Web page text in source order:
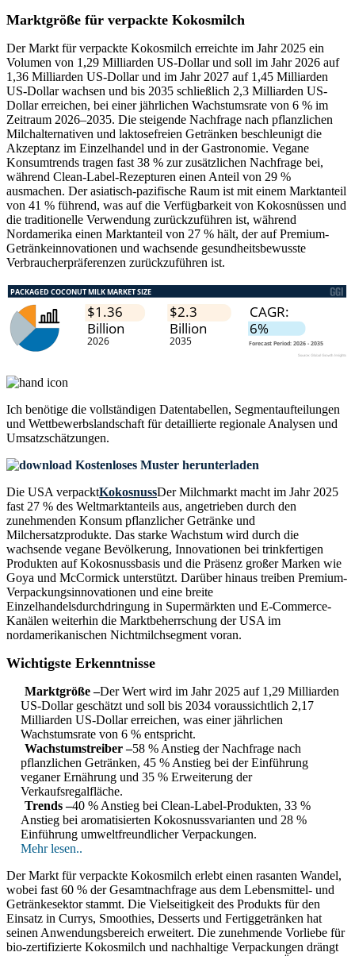
Marktgröße für verpackte Kokosmilch
Der Markt für verpackte Kokosmilch erreichte im Jahr 2025 ein
Volumen von 1,29 Milliarden US-Dollar und soll im Jahr 2026 auf
1,36 Milliarden US-Dollar und im Jahr 2027 auf 1,45 Milliarden
US-Dollar wachsen und bis 2035 schließlich 2,3 Milliarden US-
Dollar erreichen, bei einer jährlichen Wachstumsrate von 6 % im
Zeitraum 2026–2035. Die steigende Nachfrage nach pflanzlichen
Milchalternativen und laktosefreien Getränken beschleunigt die
Akzeptanz im Einzelhandel und in der Gastronomie. Vegane
Konsumtrends tragen fast 38 % zur zusätzlichen Nachfrage bei,
während Clean-Label-Rezepturen einen Anteil von 29 %
ausmachen. Der asiatisch-pazifische Raum ist mit einem Marktanteil
von 41 % führend, was auf die Verfügbarkeit von Kokosnüssen und
die traditionelle Verwendung zurückzuführen ist, während
Nordamerika einen Marktanteil von 27 % hält, der auf Premium-
Getränkeinnovationen und wachsende gesundheitsbewusste
Verbraucherpräferenzen zurückzuführen ist.
Ich benötige die vollständigen Datentabellen, Segmentaufteilungen
und Wettbewerbslandschaft für detaillierte regionale Analysen und
Umsatzschätzungen.
Kostenloses Muster herunterladen
Die USA verpacktKokosnussDer Milchmarkt macht im Jahr 2025
fast 27 % des Weltmarktanteils aus, angetrieben durch den
zunehmenden Konsum pflanzlicher Getränke und
Milchersatzprodukte. Das starke Wachstum wird durch die
wachsende vegane Bevölkerung, Innovationen bei trinkfertigen
Produkten auf Kokosnussbasis und die Präsenz großer Marken wie
Goya und McCormick unterstützt. Darüber hinaus treiben Premium-
Verpackungsinnovationen und eine breite
Einzelhandelsdurchdringung in Supermärkten und E-Commerce-
Kanälen weiterhin die Marktbeherrschung der USA im
nordamerikanischen Nichtmilchsegment voran.
Wichtigste Erkenntnisse
Marktgröße –Der Wert wird im Jahr 2025 auf 1,29 Milliarden
US-Dollar geschätzt und soll bis 2034 voraussichtlich 2,17
Milliarden US-Dollar erreichen, was einer jährlichen
Wachstumsrate von 6 % entspricht.
Wachstumstreiber –58 % Anstieg der Nachfrage nach
pflanzlichen Getränken, 45 % Anstieg bei der Einführung
veganer Ernährung und 35 % Erweiterung der
Verkaufsregalfläche.
Trends –40 % Anstieg bei Clean-Label-Produkten, 33 %
Anstieg bei aromatisierten Kokosnussvarianten und 28 %
Einführung umweltfreundlicher Verpackungen.
Mehr lesen..
Der Markt für verpackte Kokosmilch erlebt einen rasanten Wandel,
wobei fast 60 % der Gesamtnachfrage aus dem Lebensmittel- und
Getränkesektor stammt. Die Vielseitigkeit des Produkts für den
Einsatz in Currys, Smoothies, Desserts und Fertiggetränken hat
seinen Anwendungsbereich erweitert. Die zunehmende Vorliebe für
bio-zertifizierte Kokosmilch und nachhaltige Verpackungen drängt